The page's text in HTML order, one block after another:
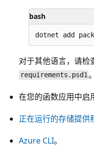
bash
对于其他语言，请检
requirements.psd1。
在您的函数应用中启
正在运行的存储提供
Azure CLI。